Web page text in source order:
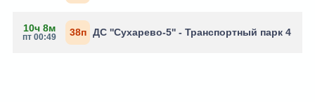
10ч 8м
пт 00:49 38п ДС ''Сухарево-5'' - Транспортный парк 4